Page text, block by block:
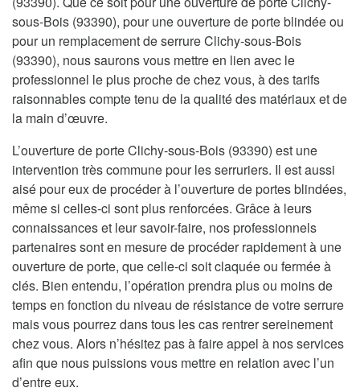
sous-Bois (93390), pour une ouverture de porte blindée ou
pour un remplacement de serrure Clichy-sous-Bois
(93390), nous saurons vous mettre en lien avec le
professionnel le plus proche de chez vous, à des tarifs
raisonnables compte tenu de la qualité des matériaux et de
la main d’œuvre.
L’ouverture de porte Clichy-sous-Bois (93390) est une
intervention très commune pour les serruriers. Il est aussi
aisé pour eux de procéder à l’ouverture de portes blindées,
même si celles-ci sont plus renforcées. Grâce à leurs
connaissances et leur savoir-faire, nos professionnels
partenaires sont en mesure de procéder rapidement à une
ouverture de porte, que celle-ci soit claquée ou fermée à
clés. Bien entendu, l’opération prendra plus ou moins de
temps en fonction du niveau de résistance de votre serrure
mais vous pourrez dans tous les cas rentrer sereinement
chez vous. Alors n’hésitez pas à faire appel à nos services
afin que nous puissions vous mettre en relation avec l’un
d’entre eux.